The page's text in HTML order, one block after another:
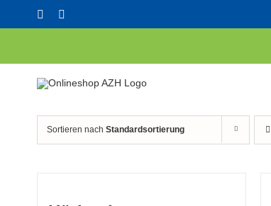
Facebook
Sortieren nach Standardsortierung